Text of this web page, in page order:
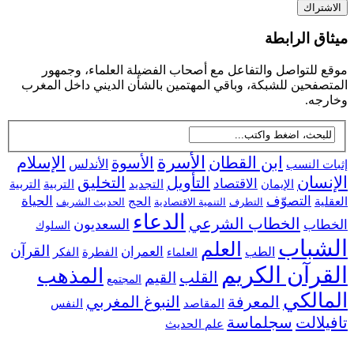
الرابطة
للتواصل والتفاعل مع أصحاب الفضيلة العلماء، وجمهور
للشبكة، وباقي المهتمين بالشأن الديني داخل المغرب
النسب ابن القطانالأسرةالأسوة الأندلس الإسلام
الإيمان الاقتصاد التأويل التجديد التخليق التربية
التربية
التصوّف التطرف التنمية الاقتصادية الحج الحديث الشريف الحياة
الخطاب الشرعي الدعاء السعديون السلوك
الطب العلم العلماء العمران الفطرة الفكر القرآن
الكريم القلبالقيم المجتمع المذهب
المعرفة المقاصد النبوغ المغربي النفس
سجلماسة علم الحديث